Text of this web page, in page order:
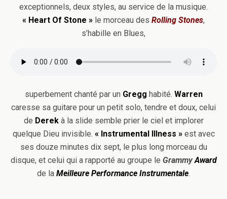
exceptionnels, deux styles, au service de la musique.
« Heart Of Stone » le morceau des Rolling Stones,
s’habille en Blues,
superbement chanté par un Gregg habité. Warren
caresse sa guitare pour un petit solo, tendre et doux, celui
de Derekà la slide semble prier le ciel et implorer
quelque Dieu invisible. « Instrumental Illness » est avec
ses douze minutes dix sept, le plus long morceau du
disque, et celui qui a rapporté au groupe le Grammy Award
de la Meilleure Performance Instrumentale.